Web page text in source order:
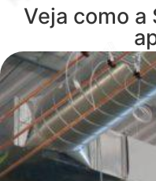
Veja como a